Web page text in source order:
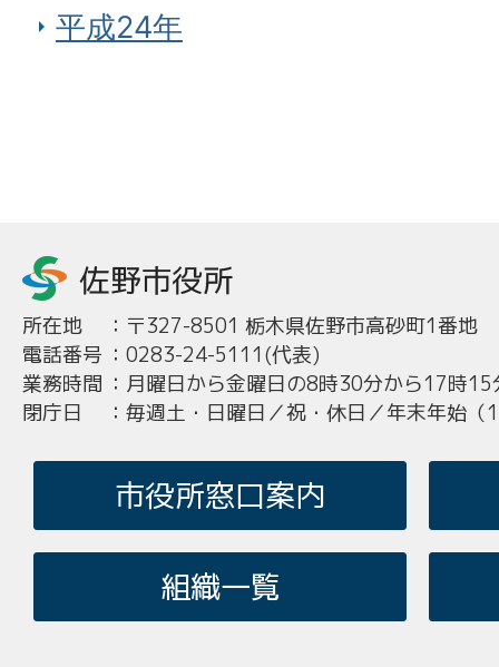
平成24年
所在地 ： 〒327-8501 栃木県佐野市高砂町1番地
電話番号 ： 0283-24-5111(代表)
業務時間 ： 月曜日から金曜日の8時30分から17時15
閉庁日
： 毎週土・日曜日／祝・休日／年末年始
市役所窓口案内
組織一覧